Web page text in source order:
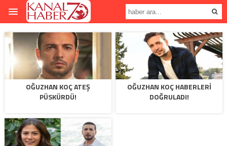
OĞUZHAN KOÇ ATEŞ
PÜSKÜRDÜ!
OĞUZHAN KOÇ HABERLERI
DOĞRULADI!